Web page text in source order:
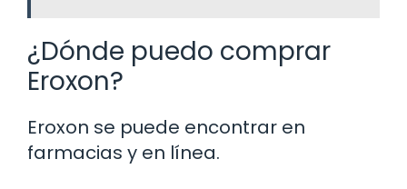
¿Dónde puedo comprar
Eroxon?
Eroxon se puede encontrar en
farmacias y en línea.